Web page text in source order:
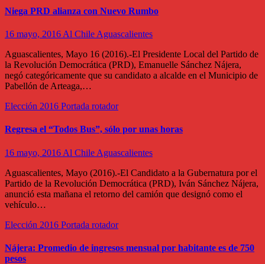
Niega PRD alianza con Nuevo Rumbo
16 mayo, 2016 Al Chile Aguascalientes
Aguascalientes, Mayo 16 (2016).-El Presidente Local del Partido de
la Revolución Democrática (PRD), Emanuelle Sánchez Nájera,
negó categóricamente que su candidato a alcalde en el Municipio de
Pabellón de Arteaga,…
Elección 2016 Portada rotador
Regresa el “Todos Bus”, sólo por unas horas
16 mayo, 2016 Al Chile Aguascalientes
Aguascalientes, Mayo (2016).-El Candidato a la Gubernatura por el
Partido de la Revolución Democrática (PRD), Iván Sánchez Nájera,
anunció esta mañana el retorno del camión que designó como el
vehículo…
Elección 2016 Portada rotador
Nájera: Promedio de ingresos mensual por habitante es de 750
pesos